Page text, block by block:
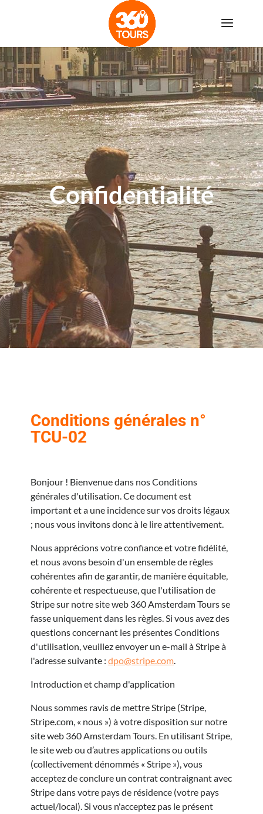
Confidentialité
Conditions générales n°
TCU-02
Bonjour ! Bienvenue dans nos Conditions
générales d'utilisation. Ce document est
important et a une incidence sur vos droits légaux
; nous vous invitons donc à le lire attentivement.
Nous apprécions votre confiance et votre fidélité,
et nous avons besoin d'un ensemble de règles
cohérentes afin de garantir, de manière équitable,
cohérente et respectueuse, que l'utilisation de
Stripe sur notre site web 360 Amsterdam Tours se
fasse uniquement dans les règles. Si vous avez des
questions concernant les présentes Conditions
d'utilisation, veuillez envoyer un e-mail à Stripe à
l'adresse suivante : dpo@stripe.com.
Introduction et champ d'application
Nous sommes ravis de mettre Stripe (Stripe,
Stripe.com, « nous ») à votre disposition sur notre
site web 360 Amsterdam Tours. En utilisant Stripe,
le site web ou d’autres applications ou outils
(collectivement dénommés « Stripe »), vous
acceptez de conclure un contrat contraignant avec
Stripe dans votre pays de résidence (votre pays
actuel/local). Si vous n'acceptez pas le présent